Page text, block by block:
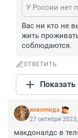
У России нет
Вас ни кто не
жить
соблюдаются.
ОТВЕТИТЬ
инкоrнида
27 октября
макдоналдс в